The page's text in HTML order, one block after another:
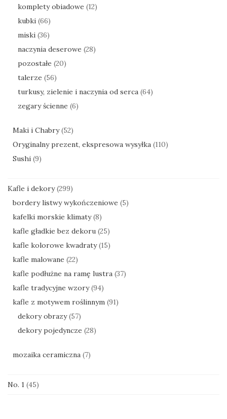
komplety obiadowe (12)
kubki (66)
miski (36)
naczynia deserowe (28)
pozostałe (20)
talerze (56)
turkusy, zielenie i naczynia od serca (64)
zegary ścienne (6)
Maki i Chabry (52)
Oryginalny prezent, ekspresowa wysyłka (110)
Sushi (9)
Kafle i dekory (299)
bordery listwy wykończeniowe (5)
kafelki morskie klimaty (8)
kafle gładkie bez dekoru (25)
kafle kolorowe kwadraty (15)
kafle malowane (22)
kafle podłużne na ramę lustra (37)
kafle tradycyjne wzory (94)
kafle z motywem roślinnym (91)
dekory obrazy (57)
dekory pojedyncze (28)
mozaika ceramiczna (7)
No. 1 (45)